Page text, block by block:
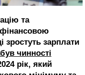
та
зростуть зарплати
чинності
рік, який